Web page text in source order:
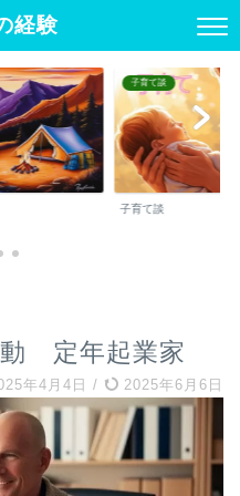
経験
子育て談
子育て談
定年起業家
年4月4日 / 2025年6月6日